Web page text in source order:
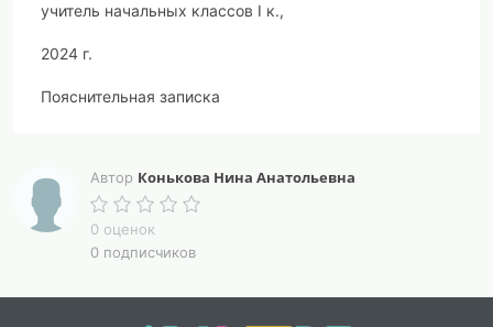
учитель начальных классов I к.,
2024 г.
Пояснительная записка
для 1 - 4 классов
Конкурсная программа Интернет-кафе «Золотая
особенностей детей, уровня развития и интересов
Автор Конькова Нина Анатольевна
0 оценок
0 подписчиков